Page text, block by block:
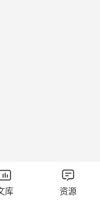
库

资源